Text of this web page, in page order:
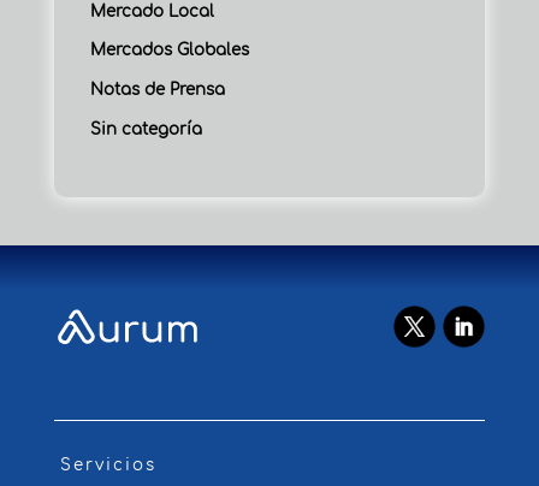
Mercado Local
Mercados Globales
Notas de Prensa
Sin categoría
Servicios